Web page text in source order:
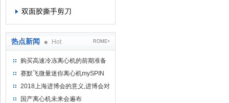
双面胶撕手剪刀
热点新闻 Hot ROME+
购买高速冷冻离心机的前期准备
工作
赛默飞微量迷你离心机mySPIN
12
2018上海进博会的意义,进博会对
上海的影响有哪些？
国产离心机未来会遍布